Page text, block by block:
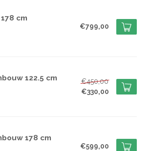
cm
€799,00
122.5 cm
€450,00
€330,00
178 cm
€599,00